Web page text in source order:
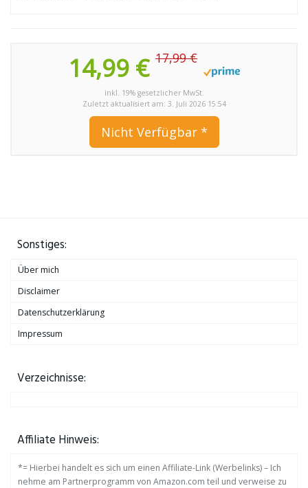
14,99 € 17,99 €
inkl. 19% gesetzlicher MwSt.
Zuletzt aktualisiert am: 3. Juli 2026 15:54
Nicht Verfügbar *
Sonstiges:
Über mich
Disclaimer
Datenschutzerklärung
Impressum
Verzeichnisse:
Affiliate Hinweis:
*= Hierbei handelt es sich um einen Affiliate-Link (Werbelinks) – Ich
nehme am Partnerprogramm von Amazon.com teil und verweise zu